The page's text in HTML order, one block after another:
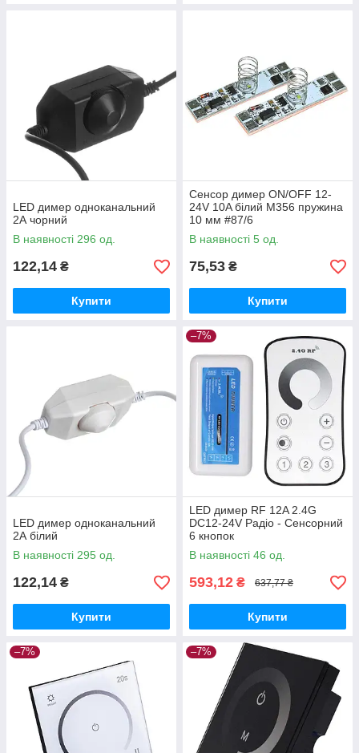
LED димер одноканальний
2А чорний
В наявності 296 од.
122,14 ₴
Купити
Сенсор димер ON/OFF 12-
24V 10A білий М356 пружина
10 мм #87/6
В наявності 5 од.
75,53 ₴
Купити
LED димер одноканальний
2А білий
В наявності 295 од.
122,14 ₴
Купити
–7%
LED димер RF 12A 2.4G
DC12-24V Радіо - Сенсорний
6 кнопок
В наявності 46 од.
593,12 ₴ 637,77 ₴
Купити
–7% –7%